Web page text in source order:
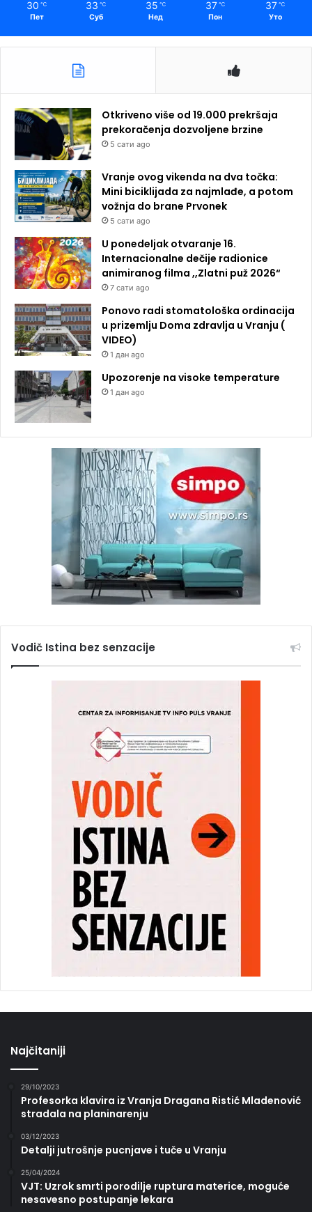
30 ℃
Пет
33 ℃
Суб
35 ℃
Нед
37 ℃
Пон
37 ℃
Уто
Otkriveno više od 19.000 prekršaja
prekoračenja dozvoljene brzine
5 сати ago
Vranje ovog vikenda na dva točka:
Mini biciklijada za najmlađe, a potom
vožnja do brane Prvonek
5 сати ago
U ponedeljak otvaranje 16.
Internacionalne dečije radionice
animiranog filma ,,Zlatni puž 2026“
7 сати ago
Ponovo radi stomatološka ordinacija
u prizemlju Doma zdravlja u Vranju (
VIDEO)
1 дан ago
Upozorenje na visoke temperature
1 дан ago
Vodič Istina bez senzacije
Najčitaniji
29/10/2023
Profesorka klavira iz Vranja Dragana Ristić Mladenović
stradala na planinarenju
03/12/2023
Detalji jutrošnje pucnjave i tuče u Vranju
25/04/2024
VJT: Uzrok smrti porodilje ruptura materice, moguće
nesavesno postupanje lekara